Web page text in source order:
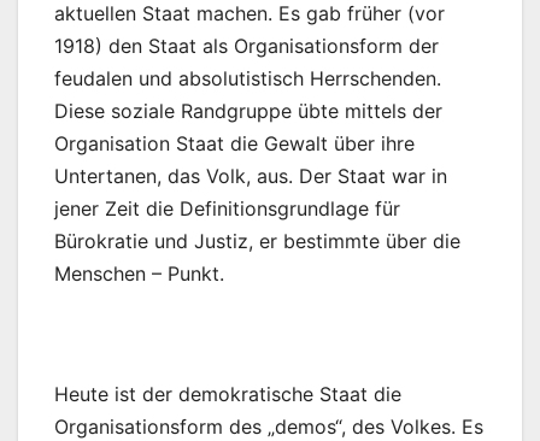
aktuellen Staat machen. Es gab früher (vor
1918) den Staat als Organisationsform der
feudalen und absolutistisch Herrschenden.
Diese soziale Randgruppe übte mittels der
Organisation Staat die Gewalt über ihre
Untertanen, das Volk, aus. Der Staat war in
jener Zeit die Definitionsgrundlage für
Bürokratie und Justiz, er bestimmte über die
Menschen – Punkt.
Heute ist der demokratische Staat die
Organisationsform des „demos“, des Volkes. Es